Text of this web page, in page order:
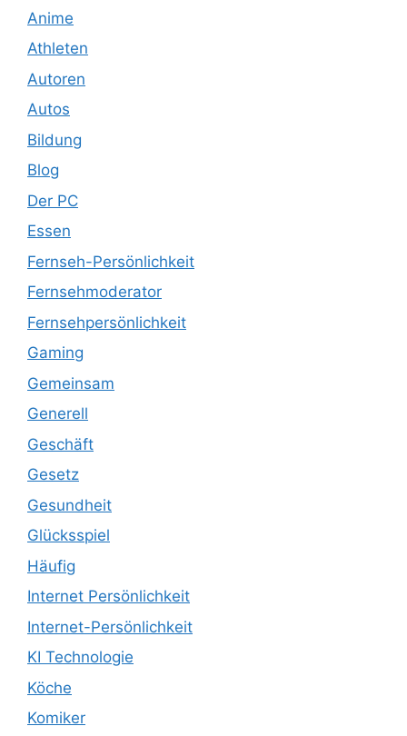
Anime
Athleten
Autoren
Autos
Bildung
Blog
Der PC
Essen
Fernseh-Persönlichkeit
Fernsehmoderator
Fernsehpersönlichkeit
Gaming
Gemeinsam
Generell
Geschäft
Gesetz
Gesundheit
Glücksspiel
Häufig
Internet Persönlichkeit
Internet-Persönlichkeit
KI Technologie
Köche
Komiker